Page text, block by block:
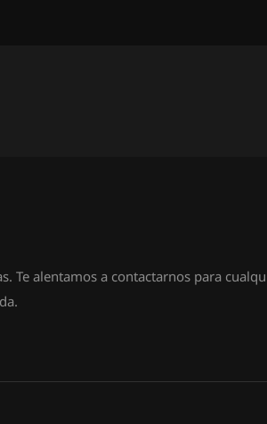
Te alentamos a contactarnos para